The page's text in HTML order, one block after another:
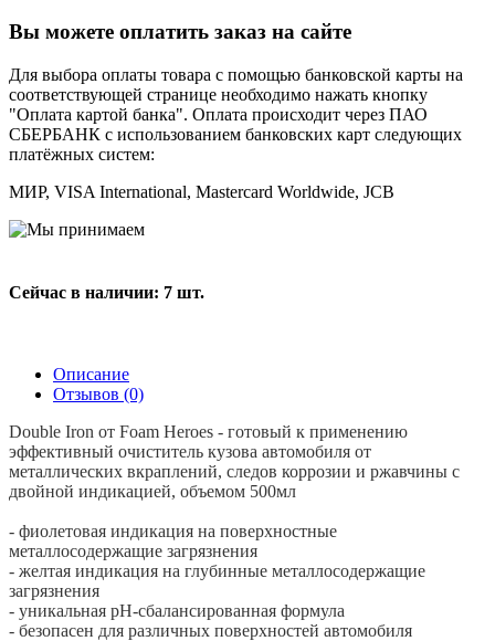
Вы можете оплатить заказ на сайте
Для выбора оплаты товара с помощью банковской карты на
соответствующей странице необходимо нажать кнопку
"Оплата картой банка". Оплата происходит через ПАО
СБЕРБАНК с использованием банковских карт следующих
платёжных систем:
МИР, VISA International, Mastercard Worldwide, JCB
Сейчас в наличии: 7 шт.
Описание
Отзывов (0)
Double Iron от Foam Heroes - готовый к применению
эффективный очиститель кузова автомобиля от
металлических вкраплений, следов коррозии и ржавчины с
двойной индикацией, объемом 500мл
- фиолетовая индикация на поверхностные
металлосодержащие загрязнения
- желтая индикация на глубинные металлосодержащие
загрязнения
- уникальная рН-сбалансированная формула
- безопасен для различных поверхностей автомобиля